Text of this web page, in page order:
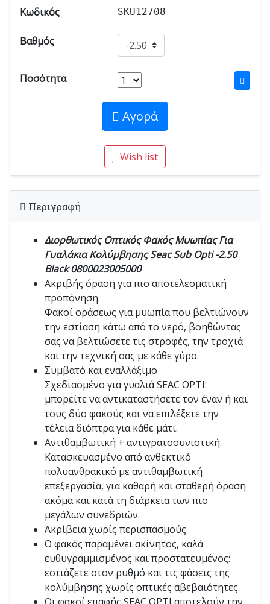
Κωδικός SKU12708
Βαθμός
Ποσότητα
Αγορά
Wish list
Περιγραφή
Διορθωτικός Οπτικός Φακός Μυωπίας Για
Γυαλάκια Κολύμβησης Seac Sub Opti -2.50
Black 0800023005000
Ακριβής όραση για πιο αποτελεσματική
προπόνηση.
Φακοί οράσεως για μυωπία που βελτιώνουν
την εστίαση κάτω από το νερό, βοηθώντας
σας να βελτιώσετε τις στροφές, την τροχιά
και την τεχνική σας με κάθε γύρο.
Συμβατό και εναλλάξιμο
Σχεδιασμένο για γυαλιά SEAC OPTI:
μπορείτε να αντικαταστήσετε τον έναν ή και
τους δύο φακούς και να επιλέξετε την
τέλεια διόπτρα για κάθε μάτι.
Αντιθαμβωτική + αντιγρατσουνιστική.
Κατασκευασμένο από ανθεκτικό
πολυανθρακικό με αντιθαμβωτική
επεξεργασία, για καθαρή και σταθερή όραση
ακόμα και κατά τη διάρκεια των πιο
μεγάλων συνεδριών.
Ακρίβεια χωρίς περισπασμούς.
Ο φακός παραμένει ακίνητος, καλά
ευθυγραμμισμένος και προστατευμένος:
εστιάζετε στον ρυθμό και τις φάσεις της
κολύμβησης χωρίς οπτικές αβεβαιότητες.